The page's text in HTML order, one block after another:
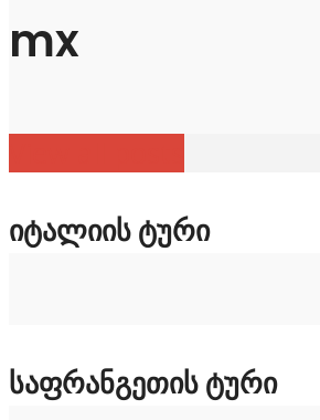
mx
ᲘᲢᲐᲚᲘᲘᲡ ᲢᲣᲠᲘ
ᲡᲐᲤᲠᲐᲜᲒᲔᲗᲘᲡ ᲢᲣᲠᲘ